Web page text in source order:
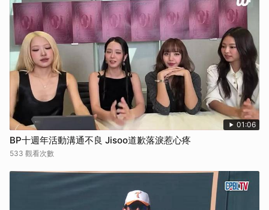
01:06
BP十週年活動溝通不良 Jisoo道歉落淚惹心疼
533 觀看次數